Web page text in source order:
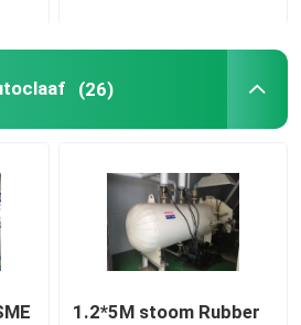
(26)
1.2*5M stoom Rubber